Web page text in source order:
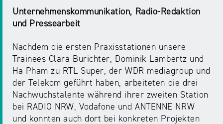
der
Medienregulierung
Audio
Desinformation
Medienvielfalt
Festival
Medienkarriere
NRW
Medienscouts
Convention
NRWision
FLIMMO
Datenschutzaufsicht
Berichte
Die
Medienkommission
Unternehmenskommunikation, Radio-Redaktion
und Pressearbeit
Nachdem die ersten Praxisstationen unsere
Trainees Clara Burichter, Dominik Lambertz und
Ha Pham zu RTL Super, der WDR mediagroup und
der Telekom geführt haben, arbeiteten die drei
Nachwuchstalente während ihrer zweiten Station
bei RADIO NRW, Vodafone und ANTENNE NRW
und konnten auch dort bei konkreten Projekten